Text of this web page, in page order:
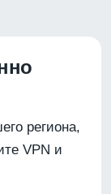
региона,
VPN и